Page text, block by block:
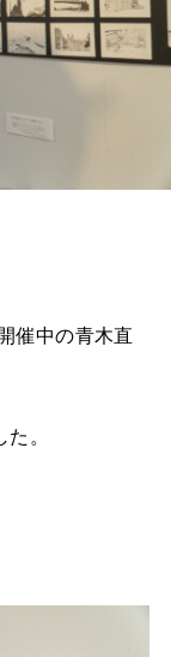
催中の青木直
。